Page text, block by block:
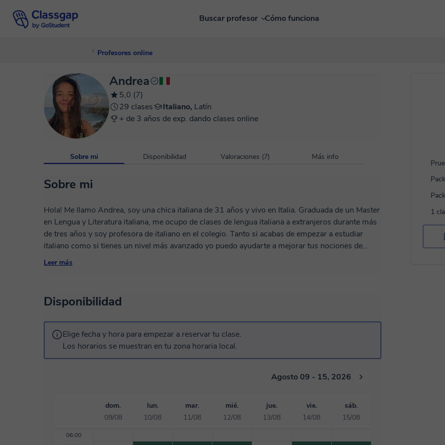
Buscar profesor Cómo funciona
Profesores online
1
Andrea
5,0 (7)
29 clases
Italiano, Latín
+ de 3 años de exp. dando clases online
Sobre mi Disponibilidad Valoraciones (7) Más info
Sobre mi
Hola! Me llamo Andrea, soy una chica italiana de 31 años y vivo en Italia. Graduada de un Master
en Lengua y Literatura italiana, me ocupo de clases de lengua italiana a extranjeros durante más
de tres años y soy profesora de italiano en el colegio. Tanto si acabas de empezar a estudiar
italiano como si tienes un nivel más avanzado yo puedo ayudarte a mejorar tus nociones de
italiano y a conseguir tus objetivos. En mis clases yo ofrezco: - una planificación de clases
Leer más
Disponibilidad
Elige fecha y hora para empezar a reservar tu clase.
Los horarios se muestran en tu zona horaria local.
Agosto 09 - 15, 2026
dom.
09/08
lun.
10/08
mar.
11/08
mié.
12/08
jue.
13/08
vie.
14/08
sáb.
15/08
06:00